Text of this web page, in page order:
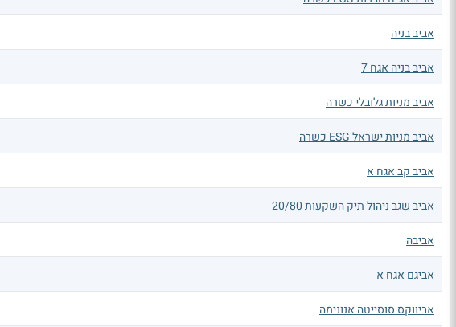
אביב בניה
אביב בניה אגח 7
אביב מניות גלובלי כשרה
אביב מניות ישראל ESG כשרה
אביב קב אגח א
אביב שגב ניהול תיק השקעות 20/80
אביבה
אביגם אגח א
אביווקס סוסייטה אנונימה